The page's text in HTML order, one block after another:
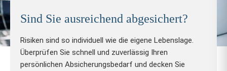
Sind Sie ausreichend abgesichert?
Risiken sind so individuell wie die eigene Lebenslage.
Überprüfen Sie schnell und zuverlässig Ihren
persönlichen Absicherungsbedarf und decken Sie